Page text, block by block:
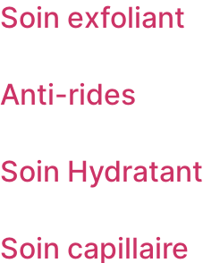
Soin exfoliant
Anti-rides
Soin Hydratant
Soin capillaire